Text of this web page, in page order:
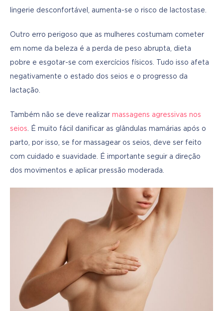
lingerie desconfortável, aumenta-se o risco de lactostase.
Outro erro perigoso que as mulheres costumam cometer
em nome da beleza é a perda de peso abrupta, dieta
pobre e esgotar-se com exercícios físicos. Tudo isso afeta
negativamente o estado dos seios e o progresso da
lactação.
Também não se deve realizar massagens agressivas nos
seios . É muito fácil danificar as glândulas mamárias após o
parto, por isso, se for massagear os seios, deve ser feito
com cuidado e suavidade. É importante seguir a direção
dos movimentos e aplicar pressão moderada.